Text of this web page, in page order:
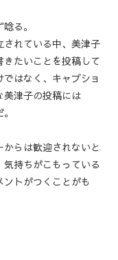
る。
れている中、美津子
たいことを投稿して
はなく、キャプショ
美津子の投稿には
らは歓迎されないと
持ちがこもっている
トがつくことがも